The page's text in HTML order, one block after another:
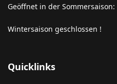
Geöffnet in der Sommersaison:
Wintersaison geschlossen !
Quicklinks